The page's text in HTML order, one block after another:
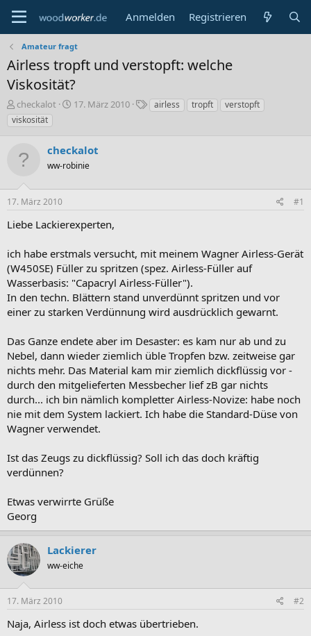
Anmelden Registrieren
Amateur fragt
Airless tropft und verstopft: welche
Viskosität?
E
r
s
e
e
r
checkalot
E
e
l
t
17. März 2010
S
o
airless tropft
verstopft
viskosität
checkalot
ww-robinie
17. März 2010 #1
Liebe Lackierexperten,
ich habe erstmals versucht, mit meinem Wagner Airless-Gerät
(W450SE) Füller zu spritzen (spez. Airless-Füller auf
Wasserbasis: "Capacryl Airless-Füller").
In den techn. Blättern stand unverdünnt spritzen und vor
einer zu starken Verdünnung wird ausdrücklich gewarnt.
Das Ganze endete aber im Desaster: es kam nur ab und zu
Nebel, dann wieder ziemlich üble Tropfen bzw. zeitweise gar
nichts mehr. Das Material kam mir ziemlich dickflüssig vor -
durch den mitgelieferten Messbecher lief zB gar nichts
durch... ich bin nämlich kompletter Airless-Novize: habe noch
nie mit dem System lackiert. Ich habe die Standard-Düse von
Wagner verwendet.
Ist das Zeugs zu dickflüssig? Soll ich das doch kräftig
verdünnen?
Etwas verwirrte Grüße
Georg
Lackierer
ww-eiche
17. März 2010 #2
Naja, Airless ist doch etwas übertrieben.